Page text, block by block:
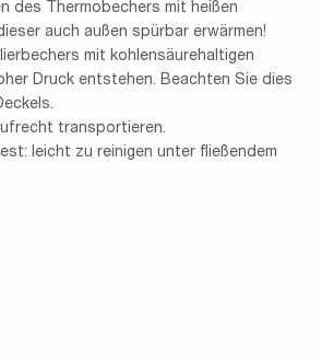
des Thermobechers mit heißen
auch außen spürbar erwärmen!
mit kohlensäurehaltigen
Druck entstehen. Beachten Sie dies
transportieren.
leicht zu reinigen unter fließendem